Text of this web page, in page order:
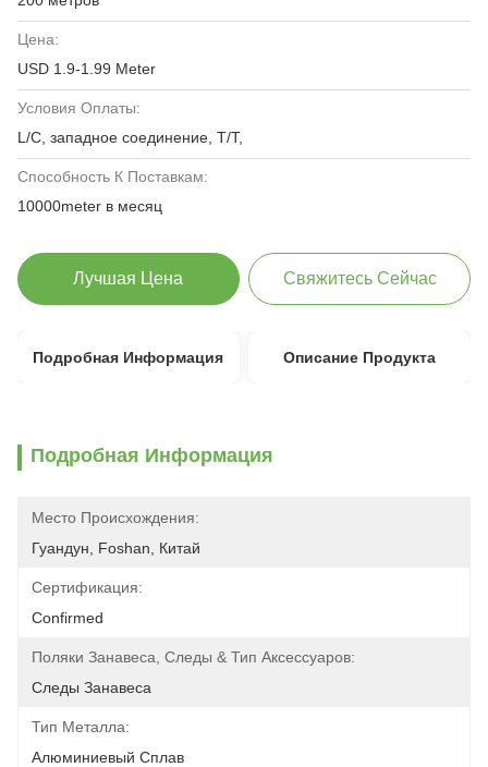
Цена:
USD 1.9-1.99 Meter
Условия Оплаты:
L/C, западное соединение, T/T,
Способность К Поставкам:
10000meter в месяц
Лучшая Цена Свяжитесь Сейчас
Подробная Информация Описание Продукта
Подробная Информация
Место Происхождения:
Гуандун, Foshan, Китай
Сертификация:
Confirmed
Поляки Занавеса, Следы & Тип Аксессуаров:
Следы Занавеса
Тип Металла:
Алюминиевый Сплав